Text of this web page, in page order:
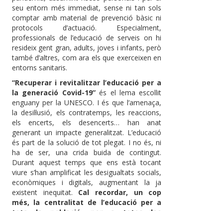
seu entorn més immediat, sense ni tan sols
comptar amb material de prevenció bàsic ni
protocols d’actuació. Especialment,
professionals de l’educació de serveis on hi
resideix gent gran, adults, joves i infants, però
també d’altres, com ara els que exerceixen en
entorns sanitaris.
“Recuperar i revitalitzar l’educació per a
la generació Covid-19”és el lema escollit
enguany per la UNESCO. I és que l’amenaça,
la desil·lusió, els contratemps, les reaccions,
els encerts, els desencerts… han anat
generant un impacte generalitzat. L’educació
és part de la solució de tot plegat. I no és, ni
ha de ser, una crida buida de contingut.
Durant aquest temps que ens està tocant
viure s’han amplificat les desigualtats socials,
econòmiques i digitals, augmentant la ja
existent inequitat. Cal recordar, un cop
més, la centralitat de l’educació per a